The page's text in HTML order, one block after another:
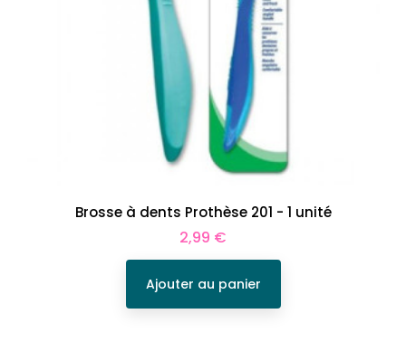
Brosse à dents Prothèse 201 - 1 unité
Prix
2,99 €
Ajouter au panier